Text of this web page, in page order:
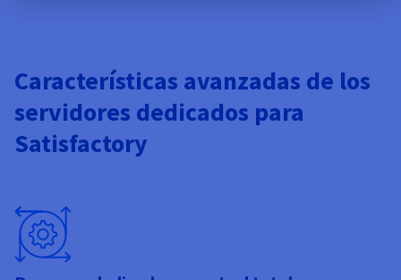
Características avanzadas de los
servidores dedicados para
Satisfactory